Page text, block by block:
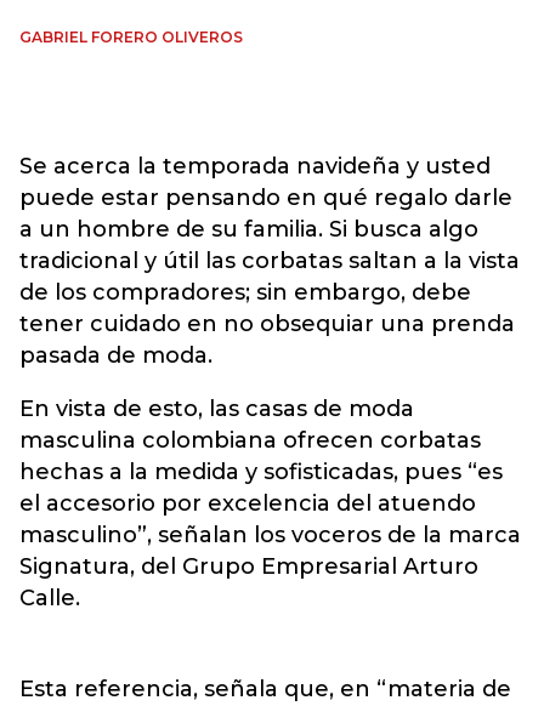
GABRIEL FORERO OLIVEROS
Se acerca la temporada navideña y usted
puede estar pensando en qué regalo darle
a un hombre de su familia. Si busca algo
tradicional y útil las corbatas saltan a la vista
de los compradores; sin embargo, debe
tener cuidado en no obsequiar una prenda
pasada de moda.
En vista de esto, las casas de moda
masculina colombiana ofrecen corbatas
hechas a la medida y sofisticadas, pues “es
el accesorio por excelencia del atuendo
masculino”, señalan los voceros de la marca
Signatura, del Grupo Empresarial Arturo
Calle.
Esta referencia, señala que, en “materia de